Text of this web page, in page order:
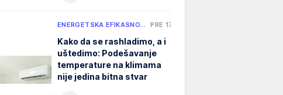
ENERGETSKA EFIKASNO… PRE 17 H
Kako da se rashladimo, a i
uštedimo: Podešavanje
temperature na klimama
nije jedina bitna stvar